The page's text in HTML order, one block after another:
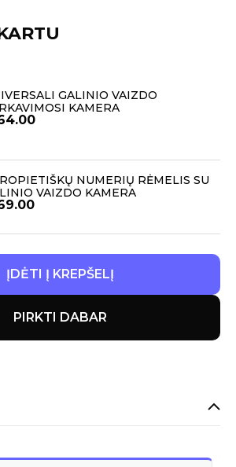
GALINIO VAIZDO
KAMERA
NUMERIŲ RĖMELIS SU
VAIZDO KAMERA
ĮDĖTI Į KREPŠELĮ
PIRKTI DABAR